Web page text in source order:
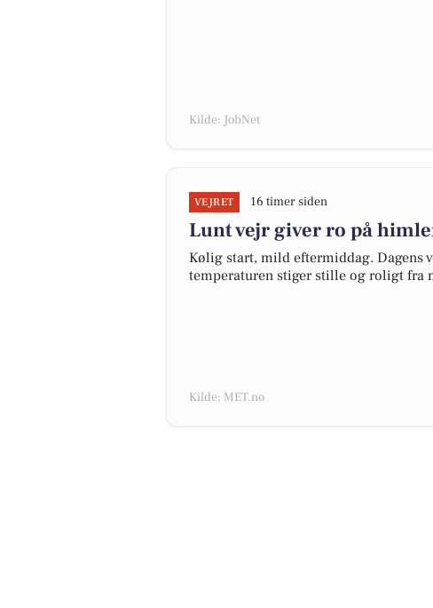
Kilde: JobNet
VEJRET 16 timer siden
Lunt vejr giver ro på
Kølig start, mild eftermiddag.
temperaturen stiger stille og roligt fra
Kilde: MET.no